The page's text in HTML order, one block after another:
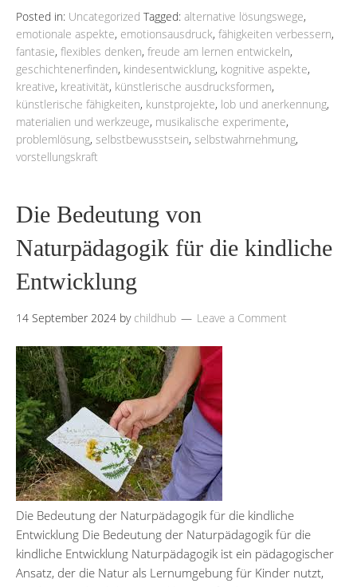
Posted in: Uncategorized Tagged: alternative lösungswege,
emotionale aspekte, emotionsausdruck, fähigkeiten verbessern,
fantasie, flexibles denken, freude am lernen entwickeln,
geschichtenerfinden, kindesentwicklung, kognitive aspekte,
kreative, kreativität, künstlerische ausdrucksformen,
künstlerische fähigkeiten, kunstprojekte, lob und anerkennung,
materialien und werkzeuge, musikalische experimente,
problemlösung, selbstbewusstsein, selbstwahrnehmung,
vorstellungskraft
Die Bedeutung von
Naturpädagogik für die kindliche
Entwicklung
14 September 2024 by childhub Leave a Comment
Die Bedeutung der Naturpädagogik für die kindliche
Entwicklung Die Bedeutung der Naturpädagogik für die
kindliche Entwicklung Naturpädagogik ist ein pädagogischer
Ansatz, der die Natur als Lernumgebung für Kinder nutzt,